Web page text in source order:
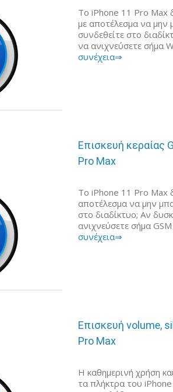
Το iPhone 11 Pro Max
με αποτέλεσμα να μην
συνδεθείτε στο
να ανιχνεύσετε σήμα
συνέχεια⇒
Επισκευή κεραίας
Pro Max
Το iPhone 11 Pro Max
αποτέλεσμα να μην
στο διαδίκτυο; Αν
ανιχνεύσετε σήμα
συνέχεια⇒
Επισκευή volume,
Pro Max
Η καθημερινή χρήση
τα πλήκτρα του